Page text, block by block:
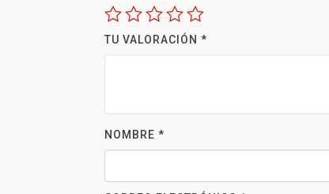
TU VALORACIÓN *
NOMBRE *